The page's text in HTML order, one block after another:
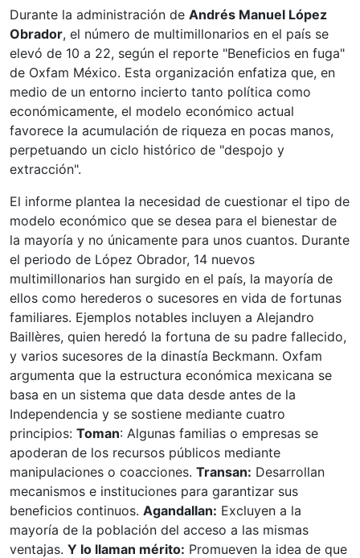
Durante la administración de Andrés Manuel López
Obrador, el número de multimillonarios en el país se
elevó de 10 a 22, según el reporte "Beneficios en fuga"
de Oxfam México. Esta organización enfatiza que, en
medio de un entorno incierto tanto política como
económicamente, el modelo económico actual
favorece la acumulación de riqueza en pocas manos,
perpetuando un ciclo histórico de "despojo y
extracción".
El informe plantea la necesidad de cuestionar el tipo de
modelo económico que se desea para el bienestar de
la mayoría y no únicamente para unos cuantos. Durante
el periodo de López Obrador, 14 nuevos
multimillonarios han surgido en el país, la mayoría de
ellos como herederos o sucesores en vida de fortunas
familiares. Ejemplos notables incluyen a Alejandro
Baillères, quien heredó la fortuna de su padre fallecido,
y varios sucesores de la dinastía Beckmann. Oxfam
argumenta que la estructura económica mexicana se
basa en un sistema que data desde antes de la
Independencia y se sostiene mediante cuatro
principios: Toman: Algunas familias o empresas se
apoderan de los recursos públicos mediante
manipulaciones o coacciones. Transan: Desarrollan
mecanismos e instituciones para garantizar sus
beneficios continuos. Agandallan: Excluyen a la
mayoría de la población del acceso a las mismas
ventajas. Y lo llaman mérito: Promueven la idea de que